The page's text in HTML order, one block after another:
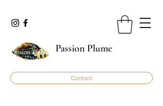
Passion Plume
Contact